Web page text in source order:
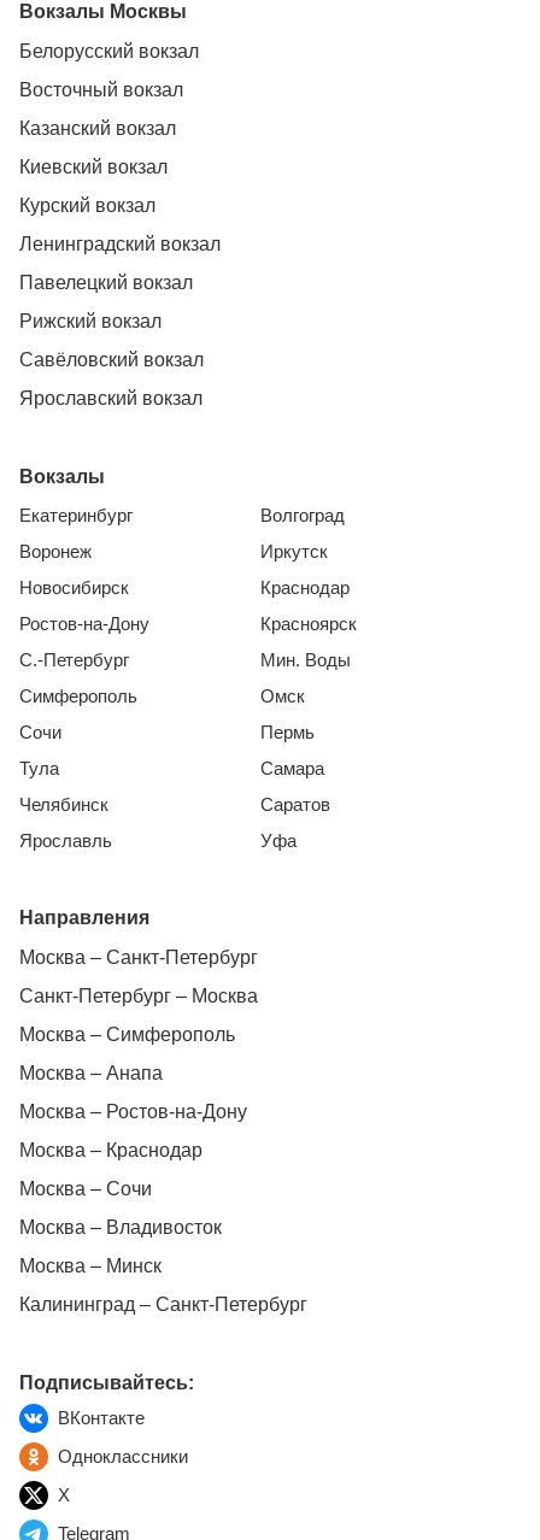
Вокзалы Москвы
Белорусский вокзал
Восточный вокзал
Казанский вокзал
Киевский вокзал
Курский вокзал
Ленинградский вокзал
Павелецкий вокзал
Рижский вокзал
Савёловский вокзал
Ярославский вокзал
Вокзалы
Екатеринбург
Воронеж
Новосибирск
Ростов-на-Дону
С.-Петербург
Симферополь
Сочи
Тула
Челябинск
Ярославль
Волгоград
Иркутск
Краснодар
Красноярск
Мин. Воды
Омск
Пермь
Самара
Саратов
Уфа
Направления
Москва – Санкт-Петербург
Санкт-Петербург – Москва
Москва – Симферополь
Москва – Анапа
Москва – Ростов-на-Дону
Москва – Краснодар
Москва – Сочи
Москва – Владивосток
Москва – Минск
Калининград – Санкт-Петербург
Подписывайтесь:
ВКонтакте
Одноклассники
X
Telegram